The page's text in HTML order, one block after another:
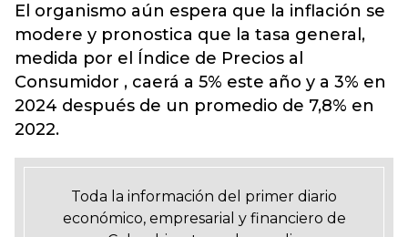
El organismo aún espera que la inflación se
modere y pronostica que la tasa general,
medida por el Índice de Precios al
Consumidor , caerá a 5% este año y a 3% en
2024 después de un promedio de 7,8% en
2022.
Toda la información del primer diario
económico, empresarial y financiero de